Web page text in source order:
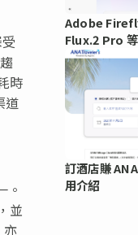
時
道
。
並
亦
Adobe
Flux.2 Pro
訂酒店賺
用介紹